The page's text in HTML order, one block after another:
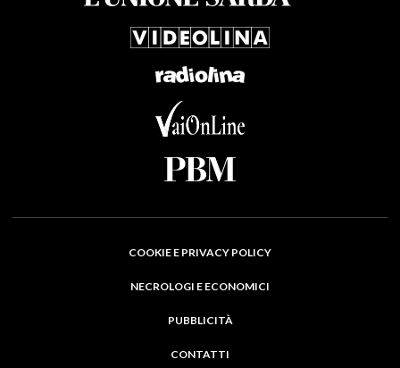
COOKIE E PRIVACY POLICY
NECROLOGI E ECONOMICI
PUBBLICITÀ
CONTATTI